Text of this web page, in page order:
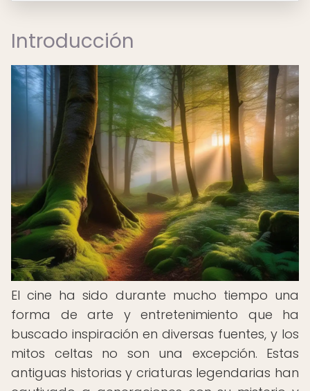
Introducción
El cine ha sido durante mucho tiempo una
forma de arte y entretenimiento que ha
buscado inspiración en diversas fuentes, y los
mitos celtas no son una excepción. Estas
antiguas historias y criaturas legendarias han